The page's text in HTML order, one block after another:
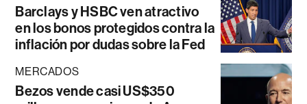
Barclays y HSBC ven atractivo
en los bonos protegidos contra la
inflación por dudas sobre la Fed
MERCADOS
Bezos vende casi US$350